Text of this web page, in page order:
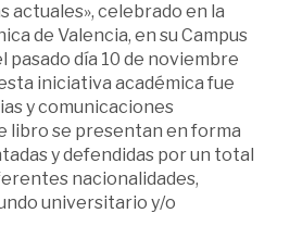
actuales», celebrado en la
de Valencia, en su Campus
pasado día 10 de noviembre
iniciativa académica fue
y comunicaciones
libro se presentan en forma
y defendidas por un total
nacionalidades,
universitario y/o